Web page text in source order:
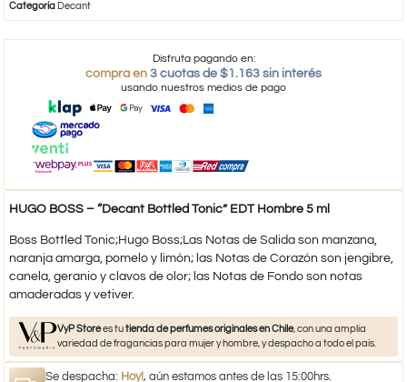
Categoría Decant
Disfruta pagando en:
compra en 3 cuotas de $1.163 sin interés
usando nuestros medios de pago
HUGO BOSS – “Decant Bottled Tonic” EDT Hombre 5 ml
Boss Bottled Tonic;Hugo Boss;Las Notas de Salida son manzana,
naranja amarga, pomelo y limón; las Notas de Corazón son jengibre,
canela, geranio y clavos de olor; las Notas de Fondo son notas
amaderadas y vetiver.
VyP Storees tutienda de perfumes originales en Chile, con una amplia
variedad de fragancias para mujer y hombre, y despacho a todo el país.
Se despacha: Hoy!, aún estamos antes de las 15:00hrs.